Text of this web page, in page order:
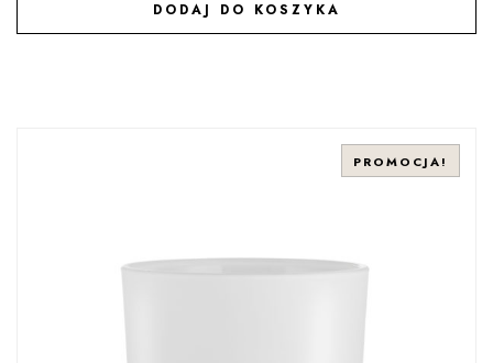
DODAJ DO KOSZYKA
DODAJ DO ULUBIONYCH
PROMOCJA!